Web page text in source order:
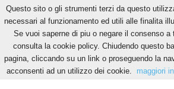
Home Tags Williams
Williams
Questo sito o gli strumenti terzi da questo
necessari al funzionamento ed utili alle finalita
Se vuoi saperne di piu o negare il consenso
consulta la cookie policy. Chiudendo questo
pagina, cliccando su un link o proseguendo la
acconsenti ad un utilizzo dei cookie.
maggiori